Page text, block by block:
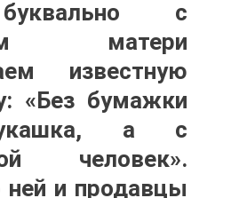
с
матери
известную
«Без бумажки
а с
человек».
и продавцы